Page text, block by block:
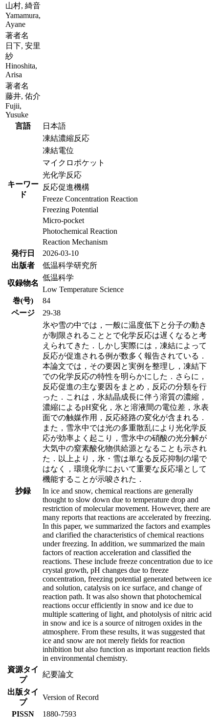
山村, 綺音
Yamamura,
Ayane
著者名
日下, 安里
紗
Hinoshita,
Arisa
著者名
藤井, 佑介
Fujii,
Yusuke
言語
日本語
キーワー
ド
凍結濃縮反応
凍結電位
マイクロポケット
光化学反応
反応促進機構
Freeze Concentration Reaction
Freezing Potential
Micro-pocket
Photochemical Reaction
Reaction Mechanism
発行日
2026-03-10
出版者
低温科学研究所
収録物名
低温科学
Low Temperature Science
巻(号)
84
ページ
29-38
抄録
氷や雪の中では，一般に温度低下と分子の動き
が制限されることとで化学反応は遅くなると考
えられてきた．しかし実際には，凍結によって
反応が促進される例が数多く報告されている．
本論文では，その要因と実例を整理し，凍結下
での化学反応の特性を明らかにした．さらに，
反応促進の主な要因をまとめ，反応の分類を行
った．これは，氷結晶成長に伴う溶質の濃縮，
濃縮によるpH変化，氷と溶液間の電位差，氷表
面での触媒作用，反応経路の変化が含まれる．
また，雪氷中では光の多重散乱により光化学反
応が効率よく起こり，雪氷中の硝酸の光分解が
大気中の窒素酸化物供給源となることも示され
た．以上より，氷・雪は単なる反応抑制の場で
はなく，環境化学において重要な反応場として
機能することが示唆された．
In ice and snow, chemical reactions are generally
thought to slow down due to temperature drop and
restriction of molecular movement. However, there are
many reports that reactions are accelerated by freezing.
In this paper, we summarized the factors and examples
and clarified the characteristics of chemical reactions
under freezing. In addition, we summarized the main
factors of reaction acceleration and classified the
reactions. These include freeze concentration due to ice
crystal growth, pH changes due to freeze
concentration, freezing potential generated between ice
and solution, catalysis on ice surface, and change of
reaction path. It was also shown that photochemical
reactions occur efficiently in snow and ice due to
multiple scattering of light, and photolysis of nitric acid
in snow and ice is a source of nitrogen oxides in the
atmosphere. From these results, it was suggested that
ice and snow are not merely fields for reaction
inhibition but also function as important reaction fields
in environmental chemistry.
資源タイ
プ
紀要論文
出版タイ
プ
Version of Record
PISSN
1880-7593